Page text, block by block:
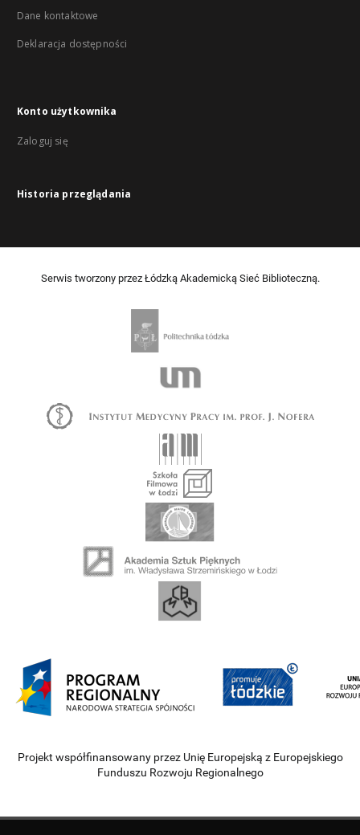
Dane kontaktowe
Deklaracja dostępności
Konto użytkownika
Zaloguj się
Historia przeglądania
Serwis tworzony przez Łódzką Akademicką Sieć Biblioteczną.
Projekt współfinansowany przez Unię Europejską z Europejskiego
Funduszu Rozwoju Regionalnego